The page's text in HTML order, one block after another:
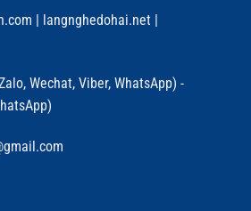
| langnghedohai.net |
Wechat, Viber, WhatsApp) -